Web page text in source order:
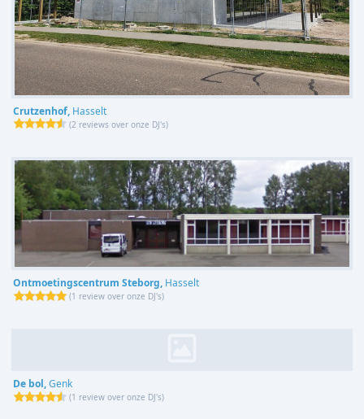
Crutzenhof, Hasselt
(2 reviews over onze DJ's)
Ontmoetingscentrum Steborg, Hasselt
(1 review over onze DJ's)
De bol,Genk
(1 review over onze DJ's)